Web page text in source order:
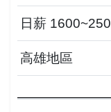
日薪
高雄地區